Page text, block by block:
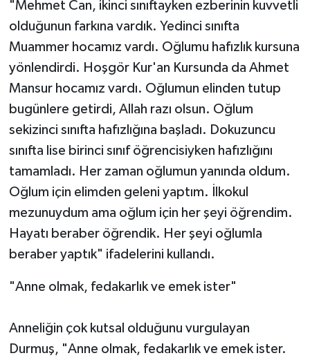
"Mehmet Can, ikinci sınıftayken ezberinin kuvvetli
olduğunun farkına vardık. Yedinci sınıfta
Muammer hocamız vardı. Oğlumu hafızlık kursuna
yönlendirdi. Hoşgör Kur'an Kursunda da Ahmet
Mansur hocamız vardı. Oğlumun elinden tutup
bugünlere getirdi, Allah razı olsun. Oğlum
sekizinci sınıfta hafızlığına başladı. Dokuzuncu
sınıfta lise birinci sınıf öğrencisiyken hafızlığını
tamamladı. Her zaman oğlumun yanında oldum.
Oğlum için elimden geleni yaptım. İlkokul
mezunuydum ama oğlum için her şeyi öğrendim.
Hayatı beraber öğrendik. Her şeyi oğlumla
beraber yaptık" ifadelerini kullandı.
"Anne olmak, fedakarlık ve emek ister"
Anneliğin çok kutsal olduğunu vurgulayan
Durmuş, "Anne olmak, fedakarlık ve emek ister.